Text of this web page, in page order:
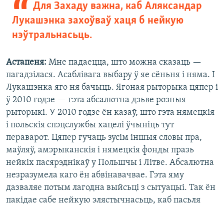
Для Захаду важна, каб Аляксандар
Лукашэнка захоўваў хаця б нейкую
нэўтральнасьць.
Астапеня: Мне падаецца, што можна сказаць —
пагадзілася. Асаблівага выбару ў яе сёньня і няма. І
Лукашэнка яго ня бачыць. Ягоная рыторыка цяпер і
ў 2010 годзе — гэта абсалютна дзьве розныя
рыторыкі. У 2010 годзе ён казаў, што гэта нямецкія
і польскія спэцслужбы хацелі ўчыніць тут
пераварот. Цяпер гучаць зусім іншыя словы пра,
маўляў, амэрыканскія і нямецкія фонды празь
нейкіх пасярэднікаў у Польшчы і Літве. Абсалютна
незразумела каго ён абвінавачвае. Гэта яму
дазваляе потым лагодна выйсьці з сытуацыі. Так ён
пакідае сабе нейкую элястычнасьць, каб пасьля